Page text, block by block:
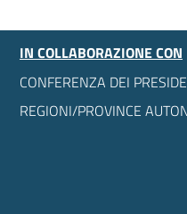
IN COLLABORAZIONE CON
CONFERENZA DEI
REGIONI/PROVINCE